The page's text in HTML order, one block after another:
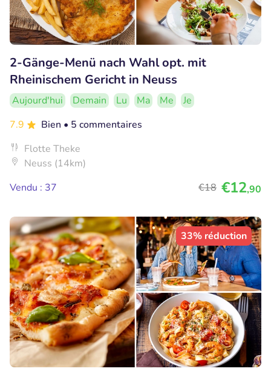
2-Gänge-Menü nach Wahl opt. mit
Rheinischem Gericht in Neuss
Aujourd'hui Demain Lu Ma Me
Je
7.9
Bien • 5 commentaires
Flotte Theke
Neuss (14km)
Vendu : 37
€18 €12,90
33% réduction